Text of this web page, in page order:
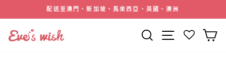
暫
亞、英國、澳洲 註冊會員即送2000積分(價值
搜索 網站導航